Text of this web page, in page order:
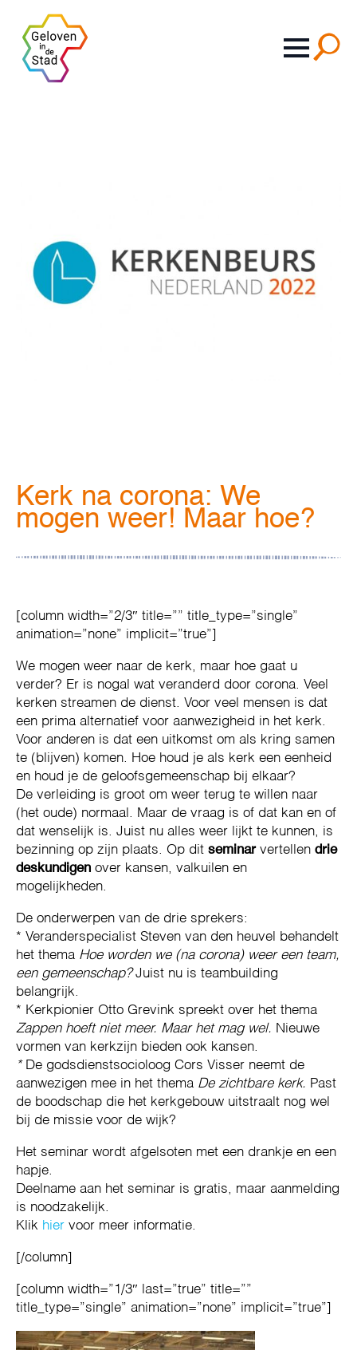
Kerk na corona: We
mogen weer! Maar hoe?
[column width=”2/3″ title=”” title_type=”single”
animation=”none” implicit=”true”]
We mogen weer naar de kerk, maar hoe gaat u
verder? Er is nogal wat veranderd door corona. Veel
kerken streamen de dienst. Voor veel mensen is dat
een prima alternatief voor aanwezigheid in het kerk.
Voor anderen is dat een uitkomst om als kring samen
te (blijven) komen. Hoe houd je als kerk een eenheid
en houd je de geloofsgemeenschap bij elkaar?
De verleiding is groot om weer terug te willen naar
(het oude) normaal. Maar de vraag is of dat kan en of
dat wenselijk is. Juist nu alles weer lijkt te kunnen, is
bezinning op zijn plaats. Op dit seminarvertellen drie
deskundigen over kansen, valkuilen en
mogelijkheden.
De onderwerpen van de drie sprekers:
* Veranderspecialist Steven van den heuvel behandelt
het thema Hoe worden we (na corona) weer een team,
een gemeenschap?Juist nu is teambuilding
belangrijk.
* Kerkpionier Otto Grevink spreekt over het thema
Zappen hoeft niet meer. Maar het mag wel. Nieuwe
vormen van kerkzijn bieden ook kansen.
* De godsdienstsocioloog Cors Visser neemt de
aanwezigen mee in het thema De zichtbare kerk. Past
de boodschap die het kerkgebouw uitstraalt nog wel
bij de missie voor de wijk?
Het seminar wordt afgelsoten met een drankje en een
hapje.
Deelname aan het seminar is gratis, maar aanmelding
is noodzakelijk.
Klik hier voor meer informatie.
[/column]
[column width=”1/3″ last=”true” title=””
title_type=”single” animation=”none” implicit=”true”]